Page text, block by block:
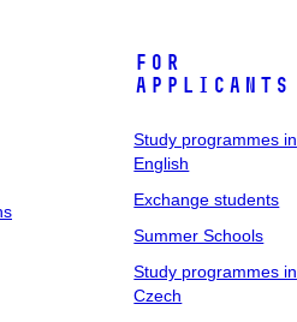
For
applicants
Study programmes in
English
Exchange students
Summer Schools
Study programmes in
Czech